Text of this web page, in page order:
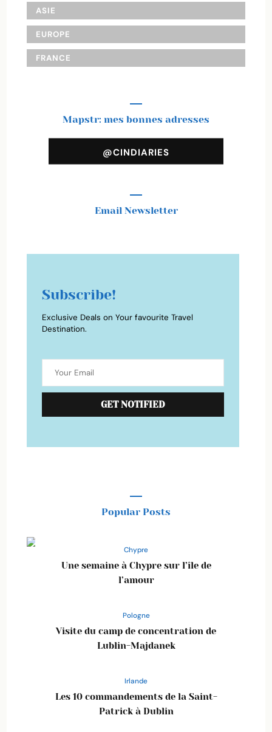
ASIE
EUROPE
FRANCE
Mapstr: mes bonnes adresses
@CINDIARIES
Email Newsletter
Subscribe!
Exclusive Deals on Your favourite Travel
Destination.
Popular Posts
Chypre
Une semaine à Chypre sur l’île de
l’amour
Pologne
Visite du camp de concentration de
Lublin-Majdanek
Irlande
Les 10 commandements de la Saint-
Patrick à Dublin